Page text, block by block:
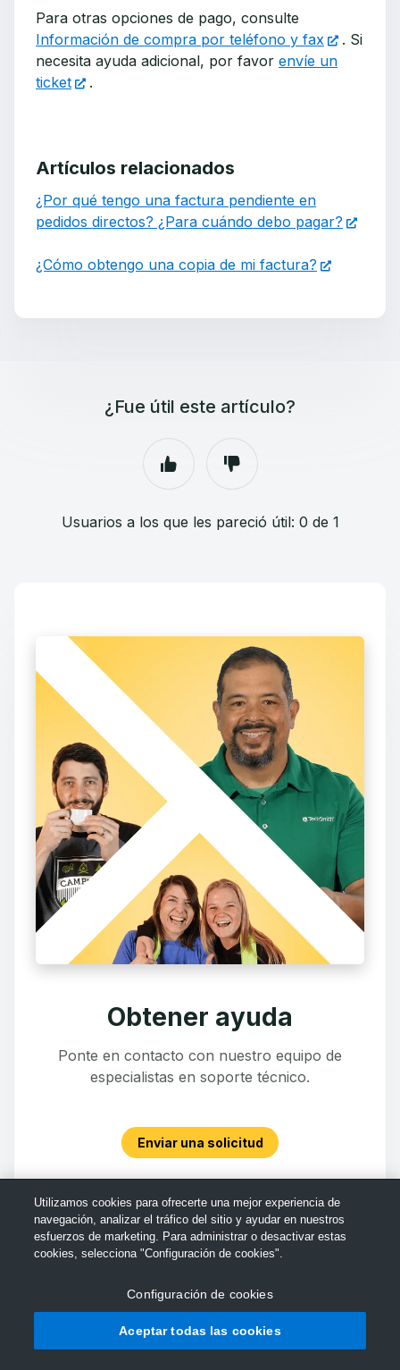
Para otras opciones de pago, consulte
Información de compra por teléfono y fax
. Si
necesita ayuda adicional, por favor envíe un
ticket
.
Artículos relacionados
¿Por qué tengo una factura pendiente en
pedidos directos? ¿Para cuándo debo pagar?
¿Cómo obtengo una copia de mi factura?
¿Fue útil este artículo?
Usuarios a los que les pareció útil: 0 de 1
Obtener ayuda
Ponte en contacto con nuestro equipo de
especialistas en soporte técnico.
Enviar una solicitud
Utilizamos cookies para ofrecerte una mejor experiencia de
navegación, analizar el tráfico del sitio y ayudar en nuestros
esfuerzos de marketing. Para administrar o desactivar estas
cookies, selecciona "Configuración de cookies".
Configuración de cookies
Aceptar todas las cookies